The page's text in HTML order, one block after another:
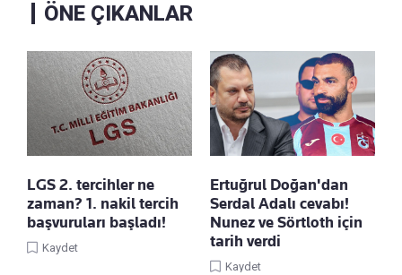
ÖNE ÇIKANLAR
LGS 2. tercihler ne
zaman? 1. nakil tercih
başvuruları başladı!
Kaydet
Ertuğrul Doğan'dan
Serdal Adalı cevabı!
Nunez ve Sörtloth için
tarih verdi
Kaydet